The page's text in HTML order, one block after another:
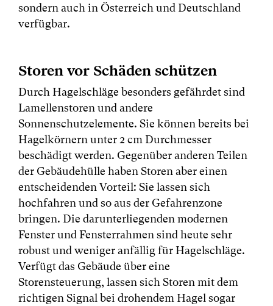
sondern auch in Österreich und Deutschland
verfügbar.
Storen vor Schäden schützen
Durch Hagelschläge besonders gefährdet sind
Lamellenstoren und andere
Sonnenschutzelemente. Sie können bereits bei
Hagelkörnern unter 2 cm Durchmesser
beschädigt werden. Gegenüber anderen Teilen
der Gebäudehülle haben Storen aber einen
entscheidenden Vorteil: Sie lassen sich
hochfahren und so aus der Gefahrenzone
bringen. Die darunterliegenden modernen
Fenster und Fensterrahmen sind heute sehr
robust und weniger anfällig für Hagelschläge.
Verfügt das Gebäude über eine
Storensteuerung, lassen sich Storen mit dem
richtigen Signal bei drohendem Hagel sogar